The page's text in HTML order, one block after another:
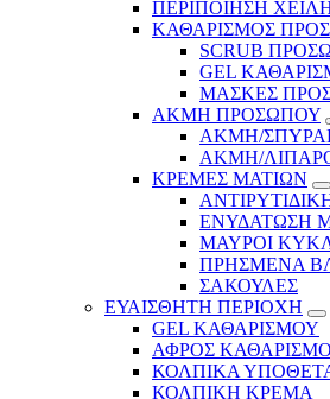
ΠΕΡΙΠΟΙΗΣΗ
ΚΑΘΑΡΙΣΜΟΣ
SCRUB
GEL
ΜΑΣΚΕΣ
ΑΚΜΗ ΠΡΟΣΩΠΟΥ
ΑΚΜΗ/
ΑΚΜΗ/
ΚΡΕΜΕΣ ΜΑΤΙΩΝ
ΕΝΥΔΑΤΩΣΗ
ΜΑΥΡΟΙ
ΠΡΗΣΜΕΝΑ
ΣΑΚΟΥΛΕΣ
ΕΥΑΙΣΘΗΤΗ ΠΕΡΙΟΧΗ
GEL ΚΑΘΑΡΙΣΜΟΥ
ΑΦΡΟΣ
ΚΟΛΠΙΚΑ
ΚΟΛΠΙΚΗ ΚΡΕΜΑ